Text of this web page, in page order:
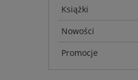
Książki
Nowości
Promocje